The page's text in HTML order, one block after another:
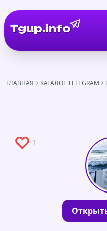
Tgup.info
ГЛАВНАЯ КАТАЛОГ TELEGRAM
1